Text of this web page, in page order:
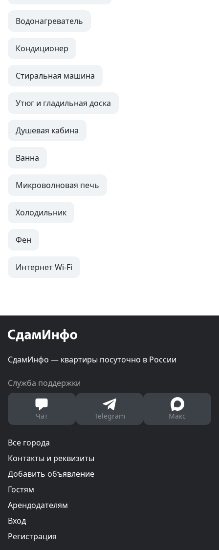
Водонагреватель
Кондиционер
Стиральная машина
Утюг и гладильная доска
Душевая кабина
Ванна
Микроволновая печь
Холодильник
Фен
Интернет Wi-Fi
СдамИнфо — квартиры посуточно в России
Служба поддержки
Чат Telegram Макс
Все города
Контакты и реквизиты
Добавить объявление
Гостям
Арендодателям
Вход
Регистрация